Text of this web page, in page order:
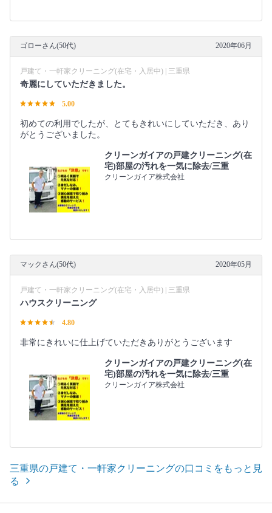
ゴローさん(50代) 2020年06月
戸建て・一軒家クリーニング(在宅・入居中) | 三重県
奇麗にしていただきました。
5.00
初めての利用でしたが、とてもきれいにしていただき、あり
がとうございました。
クリーンガイアの戸建クリーニング(在
宅)部屋の汚れを一気に除去/三重
クリーンガイア株式会社
マックさん(50代) 2020年05月
戸建て・一軒家クリーニング(在宅・入居中) | 三重県
ハウスクリーニング
4.80
非常にきれいに仕上げていただきありがとうございます
クリーンガイアの戸建クリーニング(在
宅)部屋の汚れを一気に除去/三重
クリーンガイア株式会社
三重県の戸建て・一軒家クリーニングの口コミをもっと見
る